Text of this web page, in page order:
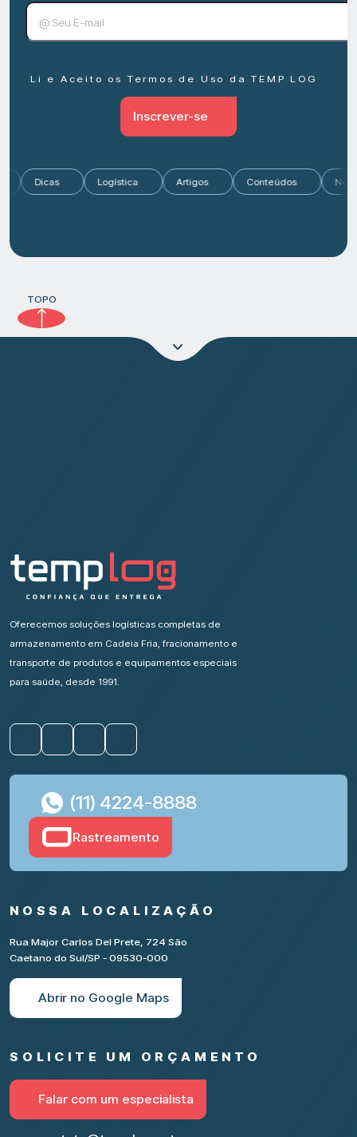
Li e Aceito os Termos de Uso da TEMP LOG
Inscrever-se
Dicas Logística Artigos Conteúdos
TOPO
Oferecemos soluções logísticas completas de
armazenamento em Cadeia Fria, fracionamento e
transporte de produtos e equipamentos especiais
para saúde, desde 1991.
(11) 4224-8888
Rastreamento
NOSSA LOCALIZAÇÃO
Rua Major Carlos Del Prete, 724 São
Caetano do Sul/SP - 09530-000
Abrir no Google Maps
SOLICITE UM ORÇAMENTO
Falar com um especialista